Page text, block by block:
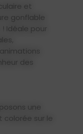
et
gonflable
Idéale pour
des
une
colorée sur le